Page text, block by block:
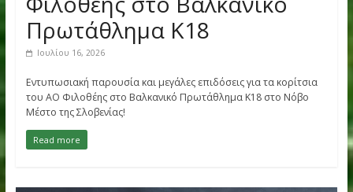
Εντυπωσιακή παρουσία
τα κορίτσια του ΑΟ
Φιλοθέης στο Βαλκανικό
Πρωτάθλημα Κ18
Ιουλίου 16, 2026
Εντυπωσιακή παρουσία και μεγάλες επιδόσεις για τα
του ΑΟ Φιλοθέης στο Βαλκανικό Πρωτάθλημα Κ18 στο Νόβο